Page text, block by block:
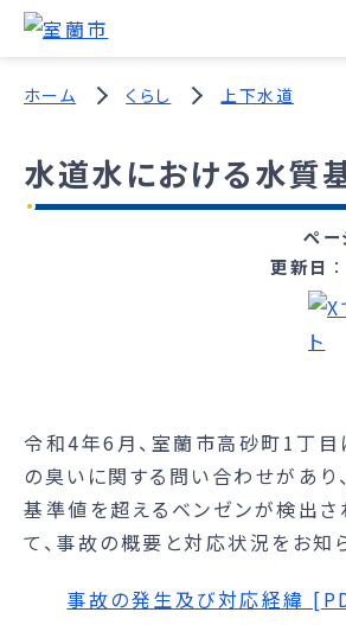
ホーム くらし 上下水道
水道水における水質
ペー
更新日
令和4年6月、室蘭市高砂町1丁目
の臭いに関する問い合わせがあり
基準値を超えるベンゼンが検出さ
て、事故の概要と対応状況をお知
事故の発生及び対応経緯